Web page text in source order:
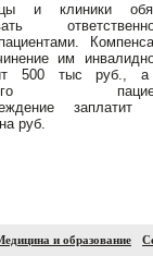
и клиники
им
500 тыс руб.,
заплатит
руб.
и образование